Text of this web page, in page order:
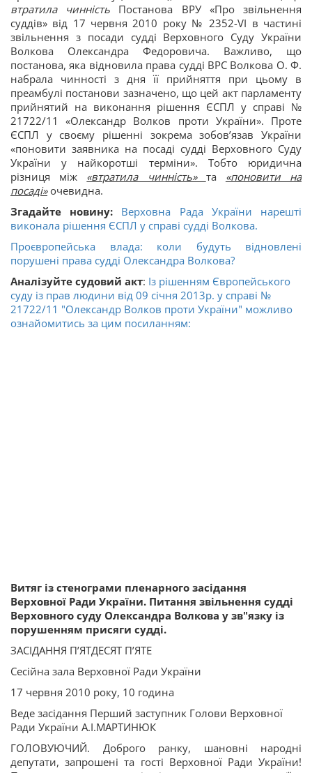
втратила чинність Постанова ВРУ «Про звільнення
суддів» від 17 червня 2010 року № 2352-VI в частині
звільнення з посади судді Верховного Суду України
Волкова Олександра Федоровича. Важливо, що
постанова, яка відновила права судді ВРС Волкова О. Ф.
набрала чинності з дня її прийняття при цьому в
преамбулі постанови зазначено, що цей акт парламенту
прийнятий на виконання рішення ЄСПЛ у справі №
21722/11 «Олександр Волков проти України». Проте
ЄСПЛ у своєму рішенні зокрема зобов’язав України
«поновити заявника на посаді судді Верховного Суду
України у найкоротші терміни». Тобто юридична
різниця між «втратила чинність» та «поновити на
посаді»очевидна.
Згадайте новину:
Верховна Рада України нарешті
виконала рішення ЄСПЛ у справі судді Волкова.
Проєвропейська влада: коли будуть відновлені
порушені права судді Олександра Волкова?
Аналізуйте судовий акт: Із рішенням Європейського
суду із прав людини від 09 січня 2013р. у справі №
21722/11 "Олександр Волков проти України" можливо
ознайомитись за цим посиланням:
Витяг із стенограми пленарного засідання
Верховної Ради України. Питання звільнення судді
Верховного суду Олександра Волкова у зв"язку із
порушенням присяги судді.
ЗАСІДАННЯ П’ЯТДЕСЯТ П’ЯТЕ
Сесійна зала Верховної Ради України
17 червня 2010 року, 10 година
Веде засідання Перший заступник Голови Верховної
Ради України А.І.МАРТИНЮК
ГОЛОВУЮЧИЙ. Доброго ранку, шановні народні
депутати, запрошені та гості Верховної Ради України!